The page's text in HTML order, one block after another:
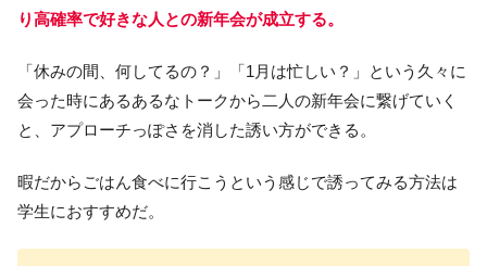
り高確率で好きな人との新年会が成立する。
「休みの間、何してるの？」「1月は忙しい？」という久々に
会った時にあるあるなトークから二人の新年会に繋げていく
と、アプローチっぽさを消した誘い方ができる。
暇だからごはん食べに行こうという感じで誘ってみる方法は
学生におすすめだ。